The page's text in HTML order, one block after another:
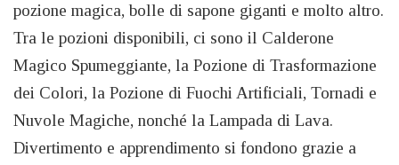
pozione magica, bolle di sapone giganti e molto altro.
Tra le pozioni disponibili, ci sono il Calderone
Magico Spumeggiante, la Pozione di Trasformazione
dei Colori, la Pozione di Fuochi Artificiali, Tornadi e
Nuvole Magiche, nonché la Lampada di Lava.
Divertimento e apprendimento si fondono grazie a